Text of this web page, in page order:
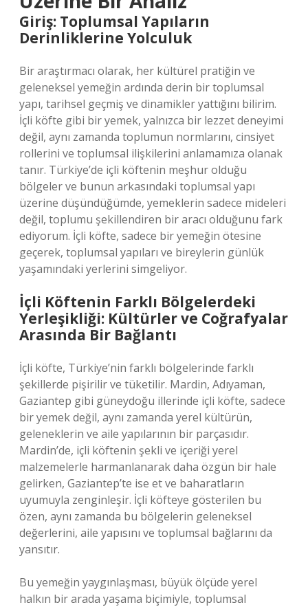
Giriş: Toplumsal Yapıların
Derinliklerine Yolculuk
Bir araştırmacı olarak, her kültürel pratiğin ve
geleneksel yemeğin ardında derin bir toplumsal
yapı, tarihsel geçmiş ve dinamikler yattığını bilirim.
İçli köfte gibi bir yemek, yalnızca bir lezzet deneyimi
değil, aynı zamanda toplumun normlarını, cinsiyet
rollerini ve toplumsal ilişkilerini anlamamıza olanak
tanır. Türkiye’de içli köftenin meşhur olduğu
bölgeler ve bunun arkasındaki toplumsal yapı
üzerine düşündüğümde, yemeklerin sadece mideleri
değil, toplumu şekillendiren bir aracı olduğunu fark
ediyorum. İçli köfte, sadece bir yemeğin ötesine
geçerek, toplumsal yapıları ve bireylerin günlük
yaşamındaki yerlerini simgeliyor.
İçli Köftenin Farklı Bölgelerdeki
Yerleşikliği: Kültürler ve Coğrafyalar
Arasında Bir Bağlantı
İçli köfte, Türkiye’nin farklı bölgelerinde farklı
şekillerde pişirilir ve tüketilir. Mardin, Adıyaman,
Gaziantep gibi güneydoğu illerinde içli köfte, sadece
bir yemek değil, aynı zamanda yerel kültürün,
geleneklerin ve aile yapılarının bir parçasıdır.
Mardin’de, içli köftenin şekli ve içeriği yerel
malzemelerle harmanlanarak daha özgün bir hale
gelirken, Gaziantep’te ise et ve baharatların
uyumuyla zenginleşir. İçli köfteye gösterilen bu
özen, aynı zamanda bu bölgelerin geleneksel
değerlerini, aile yapısını ve toplumsal bağlarını da
yansıtır.
Bu yemeğin yaygınlaşması, büyük ölçüde yerel
halkın bir arada yaşama biçimiyle, toplumsal